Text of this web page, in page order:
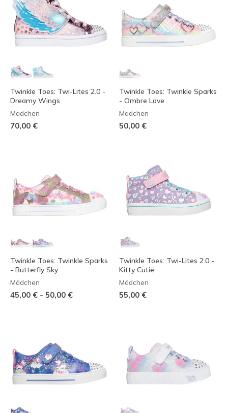
Twinkle Toes: Twi-Lites 2.0 -
Dreamy Wings
Mädchen
70,00 €
Twinkle Toes: Twinkle Sparks
- Ombre Love
Mädchen
50,00 €
Twinkle Toes: Twinkle Sparks
- Butterfly Sky
Mädchen
45,00 € - 50,00 €
Twinkle Toes: Twi-Lites 2.0 -
Kitty Cutie
Mädchen
55,00 €